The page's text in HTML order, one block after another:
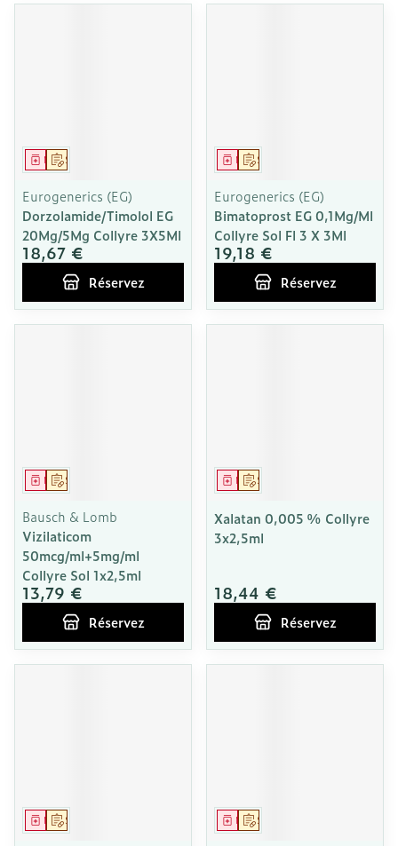
Sur prescription
Médicament
Eurogenerics (EG)
Dorzolamide/Timolol EG
20Mg/5Mg Collyre 3X5Ml
18,67 €
Réservez
Sur prescription
Médicament
Eurogenerics (EG)
Bimatoprost EG 0,1Mg/Ml
Collyre Sol Fl 3 X 3Ml
19,18 €
Réservez
Sur prescription
Médicament
Bausch & Lomb
Vizilaticom
50mcg/ml+5mg/ml
Collyre Sol 1x2,5ml
13,79 €
Réservez
Sur prescription
Médicament
Xalatan 0,005 % Collyre
3x2,5ml
18,44 €
Réservez
Sur prescription
Médicament Sur prescription
Médicament